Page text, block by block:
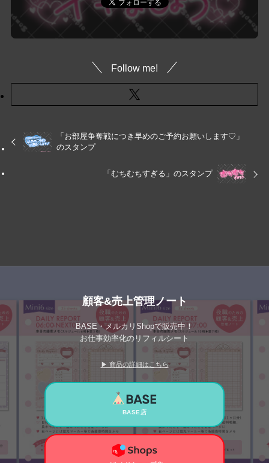
Follow me!
「お部屋争奪戦につき早めのご予約お願いします♡」
のスタンプ
「むちむちすぎる」のスタンプ
顧客&売上管理ノート
BASE・メルカリShopで販売中！
お仕事効率化のリフィルシート
▶ 商品の詳細はこちら
BASE店